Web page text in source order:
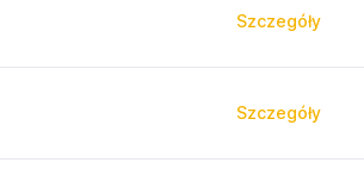
Szczegóły
Szczegóły